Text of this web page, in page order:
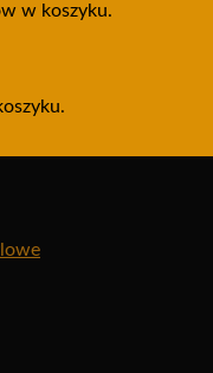
w koszyku.